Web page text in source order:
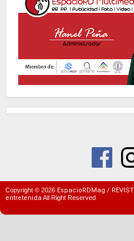
Copyright © 2026 EspacioRDMag /
entretenidaAll Right Reserved